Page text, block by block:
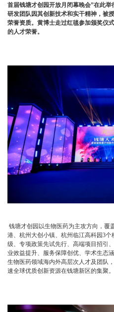
首届钱塘才创园开放月闭幕晚会”在此
研发团队因其创新技术和实干精神，被
荣誉资质。黄博士走过红毯参加颁奖仪
的人才荣誉。
钱塘才创园以生物医药为主攻方向，覆
港、杭州大创小镇、杭州临江高科园3
级、专项政策先试先行、高端项目招引
业效益提升、服务保障创优、学术生态
生物医药领域海内外高层次人才及团队
速全球优质创新资源在钱塘新区的集聚。